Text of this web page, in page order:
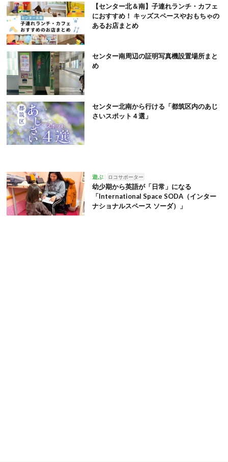
【センター北＆南】子連れランチ・カフェ
におすすめ！ キッズスペースやおもちゃの
あるお店まとめ
センター南周辺の証明写真機設置場所まと
め
センター北南から行ける「都筑区内のあじ
さいスポット４選」
遊ぶ ロコサポーター
幼少期から英語が「日常」になる
「International Space SODA（インター
ナショナルスペース ソーダ）」